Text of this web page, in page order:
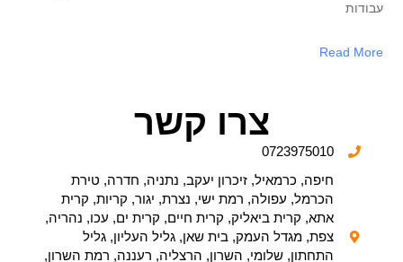
עבודות
Read More
צרו קשר
0723975010
חיפה, כרמאיל, זיכרון יעקב, נתניה, חדרה, טירת
הכרמל, עפולה, רמת ישי, נצרת, יגור, קריות, קרית
אתא, קרית ביאליק, קרית חיים, קרית ים, עכו, נהריה,
צפת, מגדל העמק, בית שאן, גליל העליון, גליל
התחתון, שלומי, השרון, הרצליה, רעננה, רמת השרון,